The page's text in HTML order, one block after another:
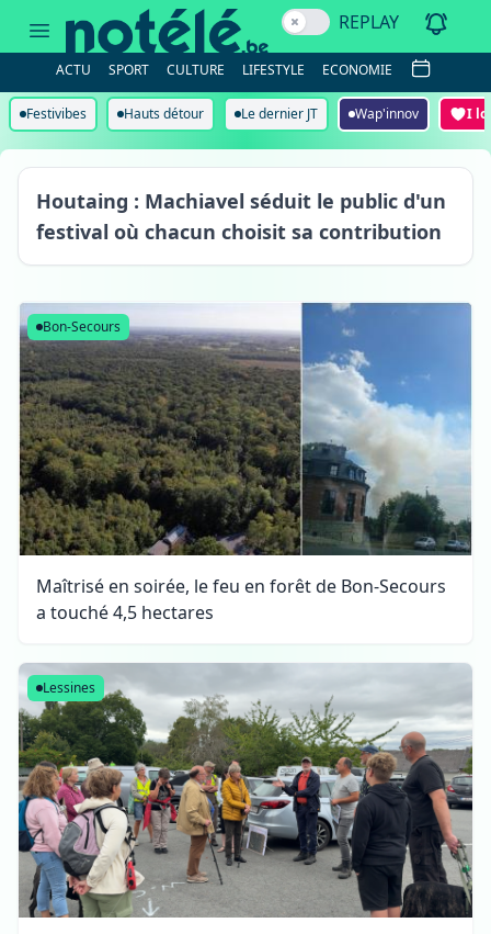
REPLAY
ACTU SPORT CULTURE LIFESTYLE ECONOMIE
Festivibes Hauts détour Le dernier JT Wap'innov I
Houtaing : Machiavel séduit le public d'un
festival où chacun choisit sa contribution
Bon-Secours
Maîtrisé en soirée, le feu en forêt de Bon-Secours
a touché 4,5 hectares
Lessines